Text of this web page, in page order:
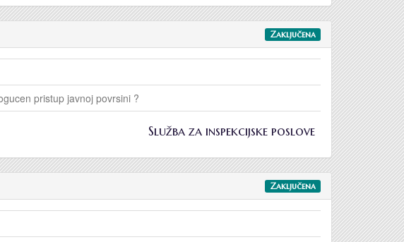
Zaključena
pristup javnoj povrsini ?
Služba za inspekcijske poslove
Zaključena